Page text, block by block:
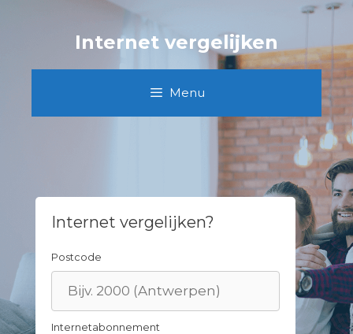
Internet vergelijken
Menu
Internet vergelijken?
Postcode
Internetabonnement